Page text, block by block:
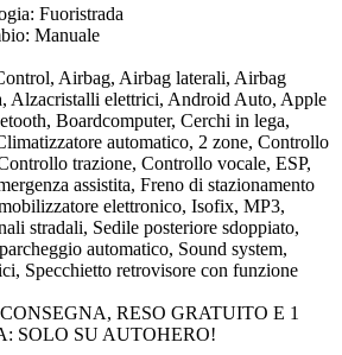
Fuoristrada
Manuale
Airbag, Airbag laterali, Airbag
Alzacristalli elettrici, Android Auto, Apple
Boardcomputer, Cerchi in lega,
automatico, 2 zone, Controllo
trazione, Controllo vocale, ESP,
assistita, Freno di stazionamento
elettronico, Isofix, MP3,
stradali, Sedile posteriore sdoppiato,
automatico, Sound system,
Specchietto retrovisore con funzione
RESO GRATUITO E 1
SOLO SU AUTOHERO!